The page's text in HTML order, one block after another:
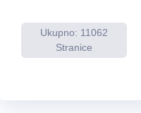
za
Prednarudžbine
Povratni
nalog
Ukupno: 11062
Stranice